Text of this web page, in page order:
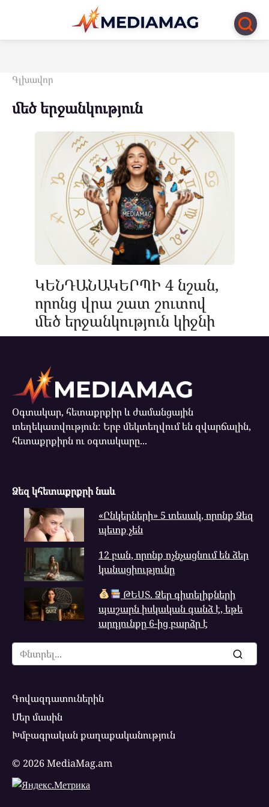
Перейти
контенту
Գլխավոր
մեծ երջանկություն
ԿԵՆԴԱՆԱԿԵՐՊԻ 4 նշան,
որոնց վրա շատ շուտով
մեծ երջանկություն կիջնի
Օգտակար, հետաքրքիր և ժամանցային
տեղեկատվություն: Երբ մեկտեղվում են զվարճալին,
հետաքրքիրն ու օգտակարը...
Ձեզ կհետաքրքրի նաև
«Ընկերների» 5 տեսակ, որոնք Ձեզ
պետք չեն
12 բան, որոնք ոչնչացնում են ձեր
կանացիությունը
ԹԵՍՏ. Ձեր գիտելիքների
պաշարն իսկական գանձ է, եթե
արդյունքը 6-ից բարձր է
Search
for:
Գովազդատուներին
Մեր մասին
Խմբագրական քաղաքականություն
© 2026 MediaMag.am